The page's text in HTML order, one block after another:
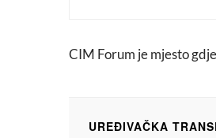
CIM Forum je mjesto
UREĐIVAČKA